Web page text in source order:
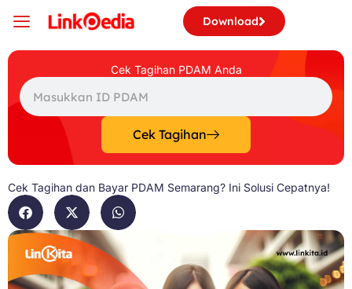
Download
Cek Tagihan PDAM Anda
Search
Cek Tagihan
Cek Tagihan dan Bayar PDAM Semarang? Ini Solusi Cepatnya!